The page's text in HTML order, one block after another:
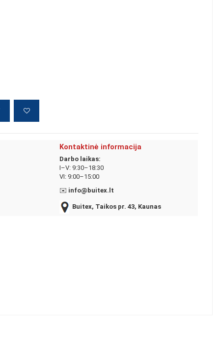
Kontaktinė informacija
Darbo laikas:
I–V: 9:30–18:30
VI: 9:00–15:00
✉️ info@buitex.lt
Buitex, Taikos pr. 43, Kaunas